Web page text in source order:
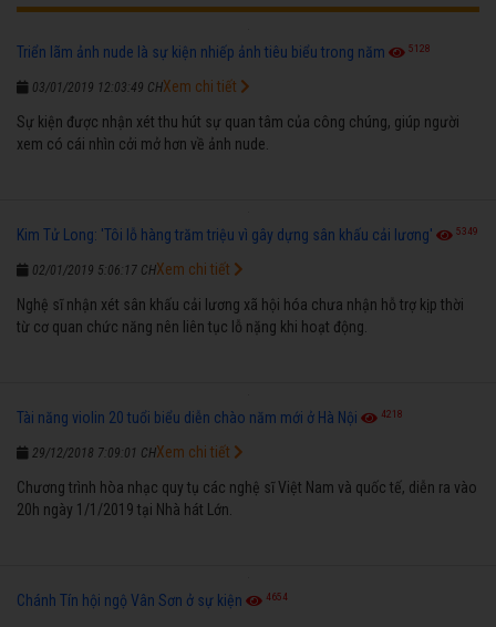
Triển lãm ảnh nude là sự kiện nhiếp ảnh tiêu biểu trong năm 5128
03/01/2019 12:03:49 CH
Sự kiện được nhận xét thu hút sự quan tâm của công chúng, giúp người
xem có cái nhìn cởi mở hơn về ảnh nude.
Xem chi tiết
Kim Tử Long: 'Tôi lỗ hàng trăm triệu vì gây dựng sân khấu cải lương' 5349
02/01/2019 5:06:17 CH
Nghệ sĩ nhận xét sân khấu cải lương xã hội hóa chưa nhận hỗ trợ kịp thời
từ cơ quan chức năng nên liên tục lỗ nặng khi hoạt động.
Xem chi tiết
Tài năng violin 20 tuổi biểu diễn chào năm mới ở Hà Nội 4218
29/12/2018 7:09:01 CH
Chương trình hòa nhạc quy tụ các nghệ sĩ Việt Nam và quốc tế, diễn ra vào
20h ngày 1/1/2019 tại Nhà hát Lớn.
Xem chi tiết
Chánh Tín hội ngộ Vân Sơn ở sự kiện 4654